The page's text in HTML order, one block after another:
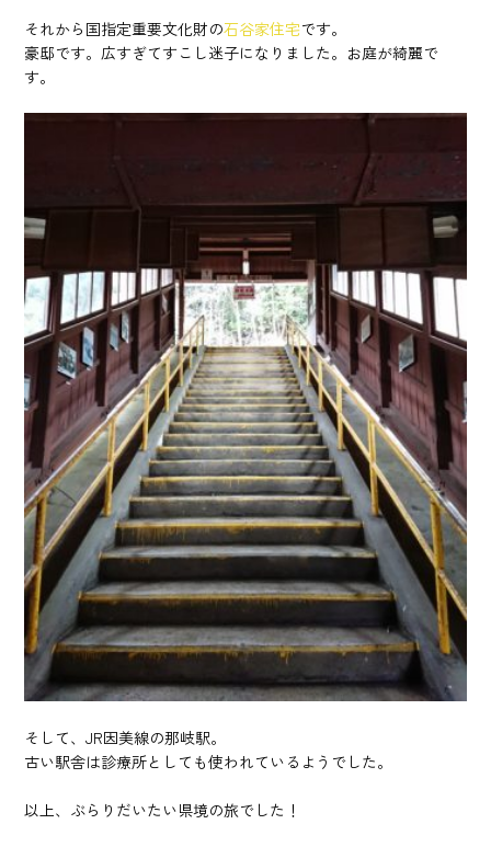
それから国指定重要文化財の石谷家住宅です。
豪邸です。広すぎてすこし迷子になりました。お庭が綺麗で
す。
そして、JR因美線の那岐駅。
古い駅舎は診療所としても使われているようでした。
以上、ぶらりだいたい県境の旅でした！